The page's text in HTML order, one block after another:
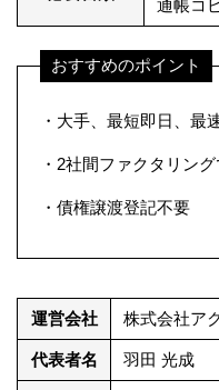
通帳コ
おすすめのポイント
・大手、最短即日、最
・2社間ファクタリン
・債権譲渡登記不要
運営会社 株式会社ア
代表者名 羽田 光成